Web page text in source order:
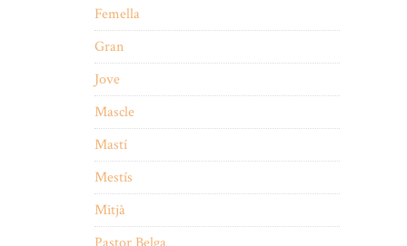
Femella
Gran
Jove
Mascle
Mastí
Mestís
Mitjà